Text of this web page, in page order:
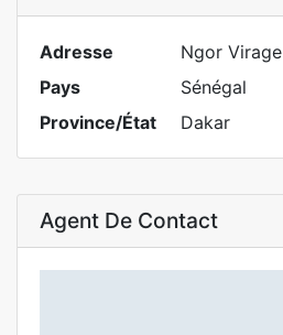
Adresse
Ngor Virage
Pays
Sénégal
Province/État
Dakar
Agent De Contact